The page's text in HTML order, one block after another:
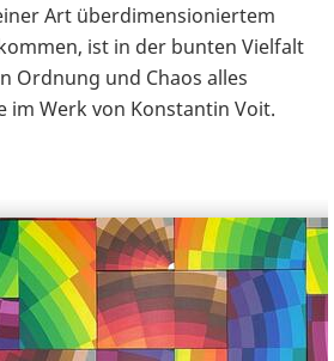
Art überdimensioniertem
ist in der bunten Vielfalt
Ordnung und Chaos alles
im Werk von Konstantin Voit.